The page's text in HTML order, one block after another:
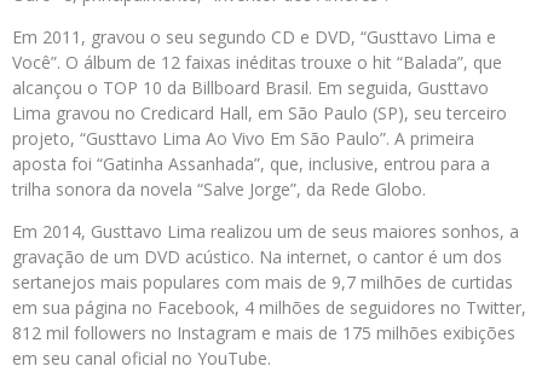
Em 2011, gravou o seu segundo CD e DVD, “Gusttavo Lima e
Você”. O álbum de 12 faixas inéditas trouxe o hit “Balada”, que
alcançou o TOP 10 da Billboard Brasil. Em seguida, Gusttavo
Lima gravou no Credicard Hall, em São Paulo (SP), seu terceiro
projeto, “Gusttavo Lima Ao Vivo Em São Paulo”. A primeira
aposta foi “Gatinha Assanhada”, que, inclusive, entrou para a
trilha sonora da novela “Salve Jorge”, da Rede Globo.
Em 2014, Gusttavo Lima realizou um de seus maiores sonhos, a
gravação de um DVD acústico. Na internet, o cantor é um dos
sertanejos mais populares com mais de 9,7 milhões de curtidas
em sua página no Facebook, 4 milhões de seguidores no Twitter,
812 mil followers no Instagram e mais de 175 milhões exibições
em seu canal oficial no YouTube.